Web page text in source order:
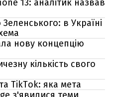
13: аналітик назвав
в Україні
нову концепцію
кількість свого
TikTok: яка мета